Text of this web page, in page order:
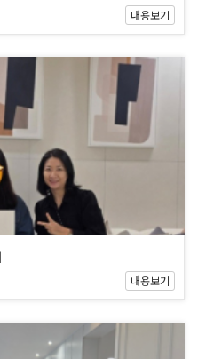
내용보기
내용보기